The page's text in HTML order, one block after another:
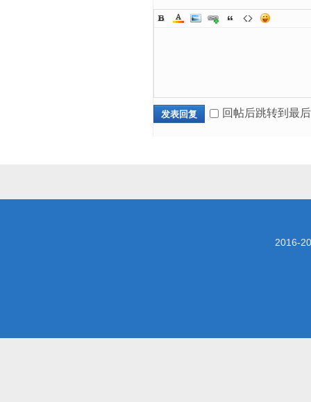
发表回复 回帖后跳转到最
2016-